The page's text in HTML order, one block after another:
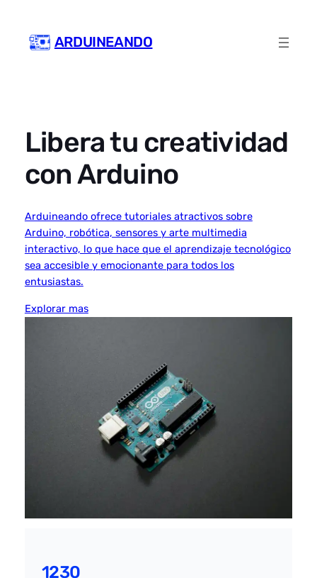
content
ARDUINEANDO
Libera tu creatividad
con Arduino
Arduineando ofrece tutoriales atractivos sobre
Arduino, robótica, sensores y arte multimedia
interactivo, lo que hace que el aprendizaje tecnológico
sea accesible y emocionante para todos los
entusiastas.
Explorar mas
1230